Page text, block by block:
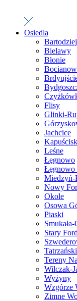
Osiedla
Bielawy
Błonie
Flisy
Glinki-
Jachcice
Leśne
Łęgnowo
Łęgnowo
Miedzyń-
Nowy
Okole
Osowa
Piaski
Stary
Tereny
Wilczak-
Wyżyny
Wzgórze
Zimne